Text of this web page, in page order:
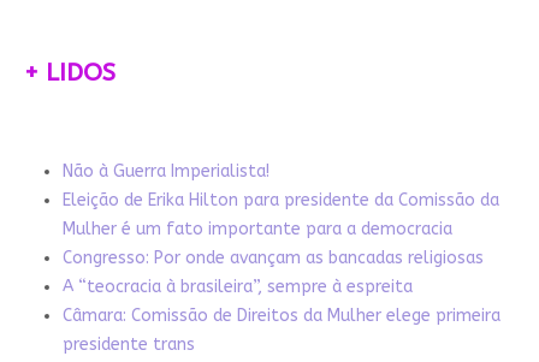
+ LIDOS
Não à Guerra Imperialista!
Eleição de Erika Hilton para presidente da Comissão da
Mulher é um fato importante para a democracia
Congresso: Por onde avançam as bancadas religiosas
A “teocracia à brasileira”, sempre à espreita
Câmara: Comissão de Direitos da Mulher elege primeira
presidente trans